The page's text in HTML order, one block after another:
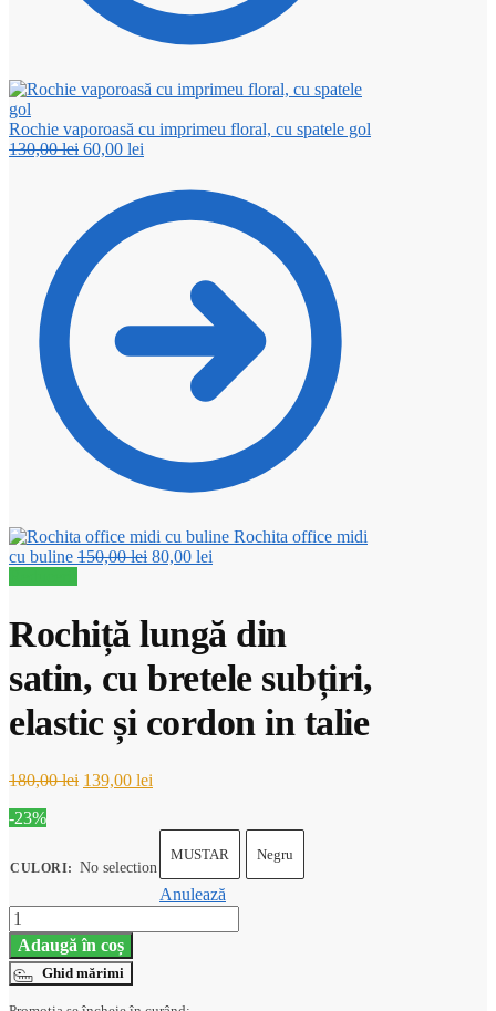
Rochie vaporoasă cu imprimeu floral, cu spatele gol
130,00lei Prețul
fost:
130,00 lei.
60,00 lei
este:
Rochita office midi
cu buline 150,00lei Prețul
150,00 lei.
80,00 lei
Rochiță lungă din
satin, cu bretele subțiri,
elastic și cordon in talie
180,00lei Prețul
180,00 lei.
139,00 lei
-23%
CULORI: No selection
MUSTAR Negru
Anulează
Cantitate
Rochiță
lungă
din
Adaugă în coș
Ghid mărimi